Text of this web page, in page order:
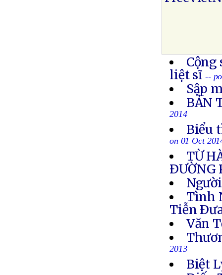
Cộng
liệt sĩ --
Sập
BẢN
2014
Biểu
on 01 Oct
TỪ
ÐƯỜNG
Tình
Tiễn
Văn
2013
Biệt